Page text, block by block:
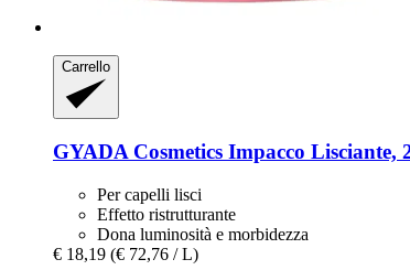
Carrello
GYADA Cosmetics Impacco Lisciante,
Per capelli lisci
Effetto ristrutturante
Dona luminosità e morbidezza
€ 18,19 (€ 72,76 / L)